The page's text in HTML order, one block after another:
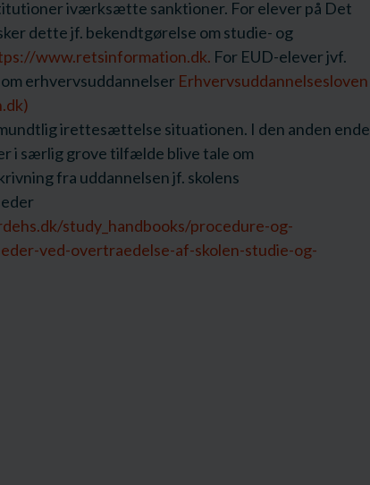
iværksætte sanktioner. For elever på Det
dette jf. bekendtgørelse om studie- og
www.retsinformation.dk. For EUD-elever jvf.
erhvervsuddannelser Erhvervsuddannelsesloven
irettesættelse situationen. I den anden ende
i særlig grove tilfælde blive tale om
fra uddannelsen jf. skolens
study_handbooks/procedure-og-
ved-overtraedelse-af-skolen-studie-og-